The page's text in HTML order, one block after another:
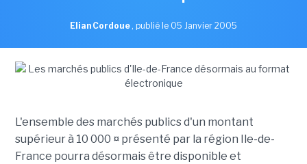
Elian Cordoue , publié le 05 Janvier 2005
L'ensemble des marchés publics d'un montant
supérieur à 10 000 ¤ présenté par la région Ile-de-
France pourra désormais être disponible et